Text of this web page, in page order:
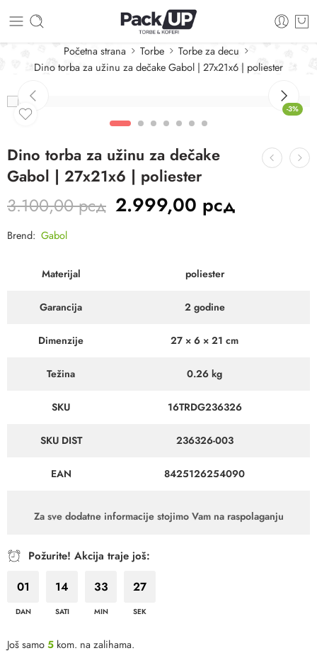
Početna strana Torbe
Torbe za decu
Dino torba za užinu za dečake Gabol | 27x21x6 | poliester
-3%
Dino torba za užinu za dečake
Gabol | 27x21x6 | poliester
3.100,00рсд 2.999,00 рсд
Brend: Gabol
Materijal poliester
Garancija 2 godine
Dimenzije 27 × 6 × 21 cm
Težina 0.26 kg
SKU 16TRDG236326
SKU DIST 236326-003
EAN 8425126254090
Za sve dodatne informacije stojimo Vam na raspolaganju
Požurite! Akcija traje još:
01
DAN
14
SATI
33
MIN
27
SEK
Još samo5 kom. na zalihama.